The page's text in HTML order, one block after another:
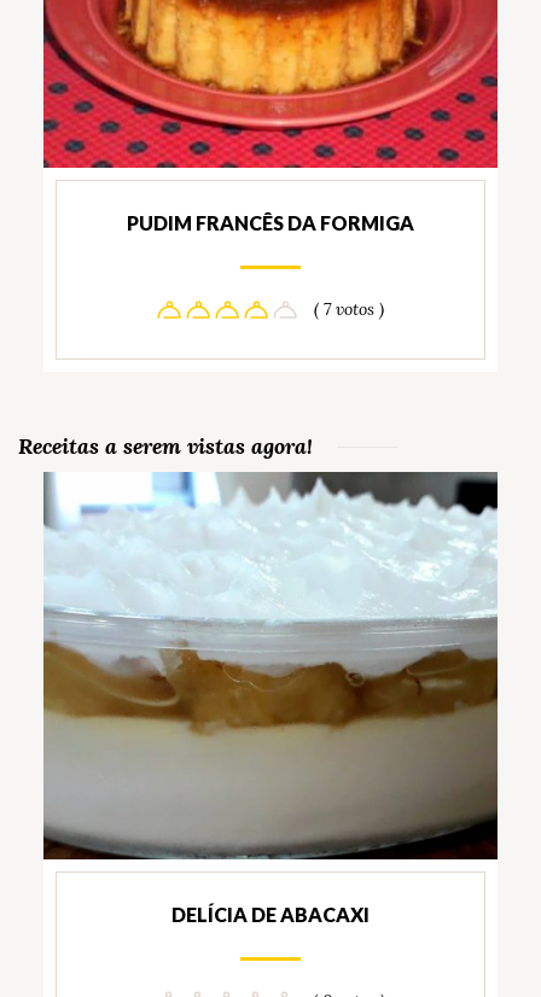
PUDIM FRANCÊS DA FORMIGA
( 7 votos )
Receitas a serem vistas agora!
DELÍCIA DE ABACAXI